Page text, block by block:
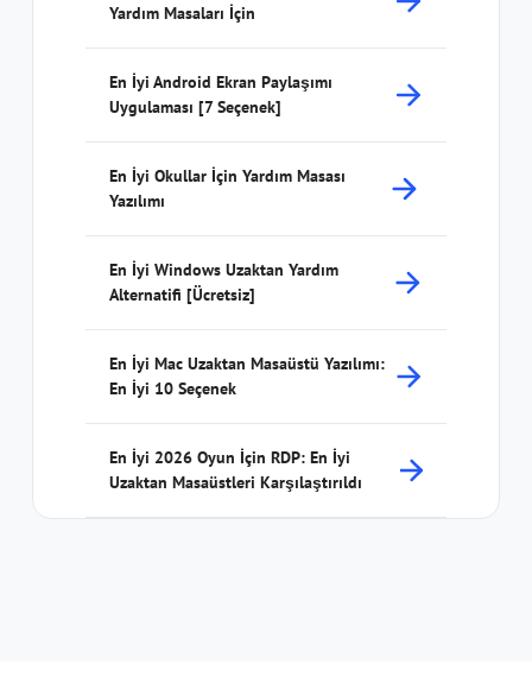
Yardım Masaları İçin
En İyi Android Ekran Paylaşımı
Uygulaması [7 Seçenek]
En İyi Okullar İçin Yardım Masası
Yazılımı
En İyi Windows Uzaktan Yardım
Alternatifi [Ücretsiz]
En İyi Mac Uzaktan Masaüstü Yazılımı:
En İyi 10 Seçenek
En İyi 2026 Oyun İçin RDP: En İyi
Uzaktan Masaüstleri Karşılaştırıldı